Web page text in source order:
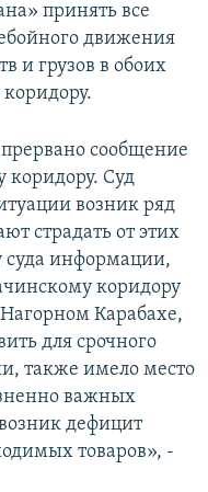
принять все
движения
и грузов в обоих
прервано сообщение
Суд
возник ряд
страдать от этих
информации,
коридору
Карабахе,
для срочного
также имело место
важных
дефицит
товаров», -